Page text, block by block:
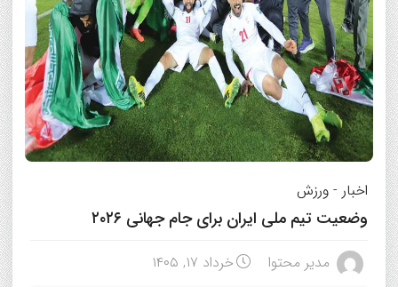
اخبار - ورزش
وضعیت تیم ملی ایران برای جام جهانی ۲۰۲۶
مدیر محتوا خرداد ۱۷, ۱۴۰۵